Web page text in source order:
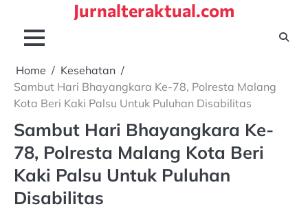
content
Jurnalteraktual.com
Home
Kesehatan
Sambut Hari Bhayangkara Ke-78, Polresta Malang
Kota Beri Kaki Palsu Untuk Puluhan Disabilitas
Sambut Hari Bhayangkara Ke-
78, Polresta Malang Kota Beri
Kaki Palsu Untuk Puluhan
Disabilitas